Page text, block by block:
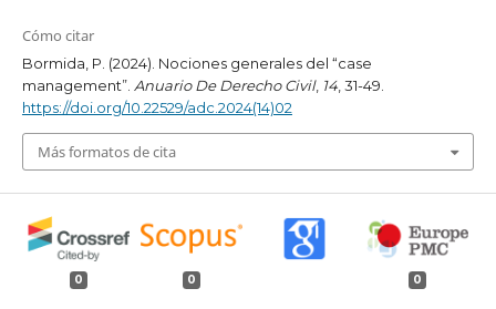
Cómo citar
Bormida, P. (2024). Nociones generales del “case
management”. Anuario De Derecho Civil, 14, 31-49.
https://doi.org/10.22529/adc.2024(14)02
Más formatos de cita
0 0 0